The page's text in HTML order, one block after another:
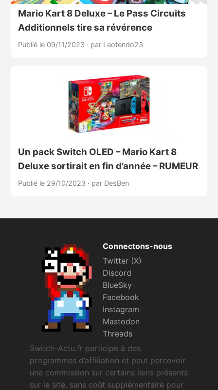
Mario Kart 8 Deluxe – Le Pass Circuits
Additionnels tire sa révérence
Publié le 09/11/2023 · par Leotendo23
Un pack Switch OLED – Mario Kart 8
Deluxe sortirait en fin d’année – RUMEUR
Publié le 29/10/2023 · par DesBen
Connectons-nous
Twitter (X)
Discord
BlueSky
Facebook
Instagram
Mastodon
Threads
Switch-Actu.fr participe à des
programmes d’affiliation et peut percevoir
une commission sur certains liens présents
sur le site, sans coût supplémentaire pour